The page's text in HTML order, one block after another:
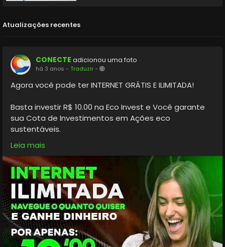
Atualizações recentes
CONECTE adicionou uma foto
há 3 anos - Traduzir-
Agora você pode ter INTERNET GRÁTIS E ILIMITADA!
Basta investir R$ 10.00 na Eco Invest e Você garante
sua Cota de Investimentos em Ações eco
sustentáveis.
Ou seja você *Investe* o seu dinheiro em *Ações
Verdes* , *Garante* o seu *Futuro* , *Preservar* a
*Natureza* e ainda na *Navega Vontade..*
Lembrando que Você pode resgatar o valor investido
a qualquer momento. ou seja tudo de bom né... Vem
investir no seu futuro e Navegar a vontade... Qualquer
dúvida entre em contato... gratidão
Leia mais